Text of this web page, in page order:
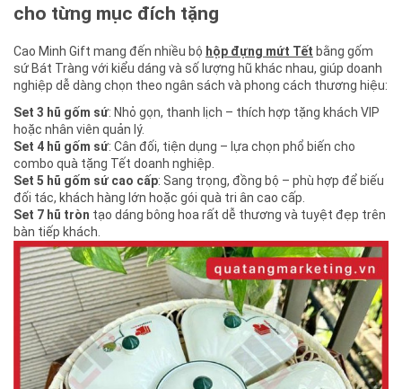
cho từng mục đích tặng
Cao Minh Gift mang đến nhiều bộ hộp đựng mứt Tết bằng gốm
sứ Bát Tràng với kiểu dáng và số lượng hũ khác nhau, giúp doanh
nghiệp dễ dàng chọn theo ngân sách và phong cách thương hiệu:
Set 3 hũ gốm sứ: Nhỏ gọn, thanh lịch – thích hợp tặng khách VIP
hoặc nhân viên quản lý.
Set 4 hũ gốm sứ: Cân đối, tiện dụng – lựa chọn phổ biến cho
combo quà tặng Tết doanh nghiệp.
Set 5 hũ gốm sứ cao cấp: Sang trọng, đồng bộ – phù hợp để biếu
đối tác, khách hàng lớn hoặc gói quà tri ân cao cấp.
Set 7 hũ tròn tạo dáng bông hoa rất dễ thương và tuyệt đẹp trên
bàn tiếp khách.